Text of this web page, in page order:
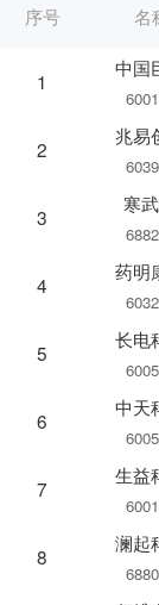
序号 名
1
中国
2
兆易
3
寒
4
药明
5
长电
6
中天
7
生益
8
澜起